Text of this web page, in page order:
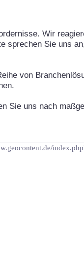
Wir
sprechen Sie uns
von
Sie uns nach